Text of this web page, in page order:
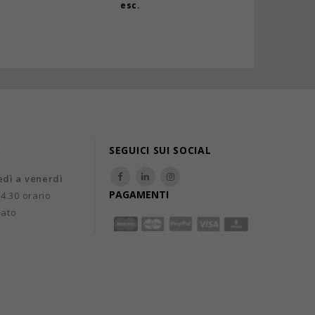
esc.
a venerdì
orario
SEGUICI SUI SOCIAL
PAGAMENTI